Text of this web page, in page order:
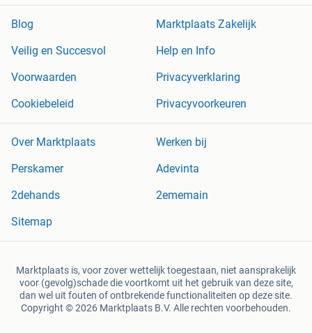
Blog
Marktplaats Zakelijk
Veilig en Succesvol
Help en Info
Voorwaarden
Privacyverklaring
Cookiebeleid
Privacyvoorkeuren
Over Marktplaats
Werken bij
Perskamer
Adevinta
2dehands
2ememain
Sitemap
Marktplaats is, voor zover wettelijk toegestaan, niet aansprakelijk
voor (gevolg)schade die voortkomt uit het gebruik van deze site,
dan wel uit fouten of ontbrekende functionaliteiten op deze site.
Copyright © 2026 Marktplaats B.V. Alle rechten voorbehouden.